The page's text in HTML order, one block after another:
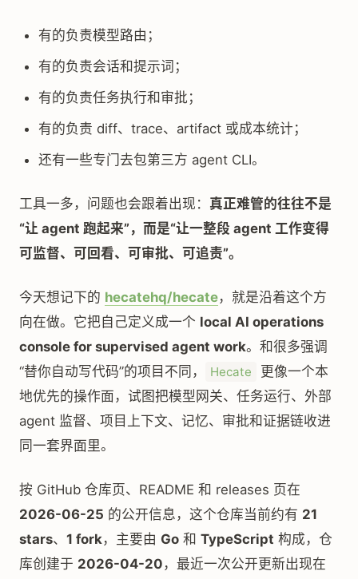
有的负责模型路由；
有的负责会话和提示词；
有的负责任务执行和审批；
有的负责 diff、trace、artifact 或成本统计；
还有一些专门去包第三方 agent CLI。
工具一多，问题也会跟着出现： 真正难管的往往不是
“让 agent 跑起来”，而是“让一整段 agent 工作变得
可监督、可回看、可审批、可追责”。
今天想记下的 hecatehq/hecate，就是沿着这个方
向在做。它把自己定义成一个 local AI operations
console for supervised agent work。和很多强调
“替你自动写代码”的项目不同，
Hecate
更像一个本
地优先的操作面，试图把模型网关、任务运行、外部
agent 监督、项目上下文、记忆、审批和证据链收进
同一套界面里。
按 GitHub 仓库页、README 和 releases 页在
2026-06-25 的公开信息，这个仓库当前约有 21
stars、 1 fork，主要由 Go 和 TypeScript 构成，仓
库创建于 2026-04-20 ，最近一次公开更新出现在